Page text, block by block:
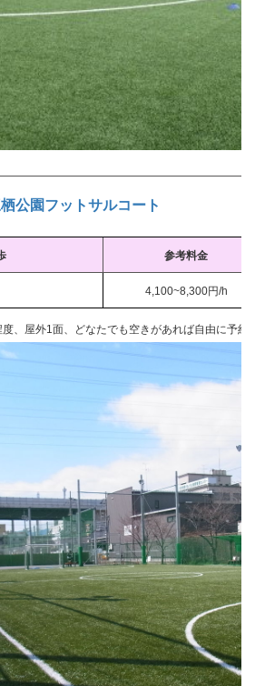
公園フットサルコート
参考料金
4,100~8,300円/h
、屋外1面、どなたでも空きがあれば自由に予約